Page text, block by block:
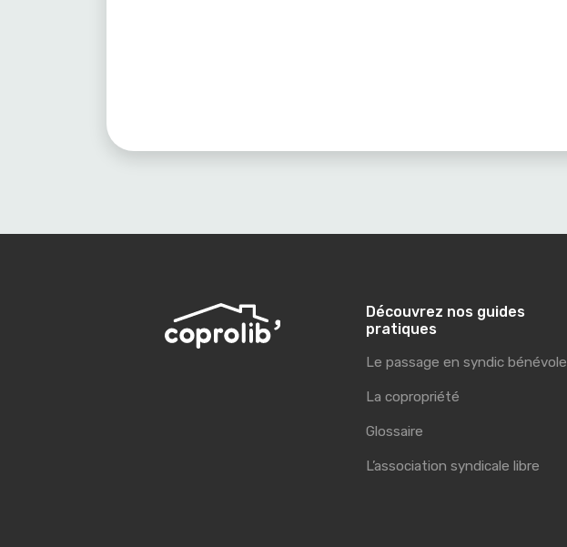
Découvrez nos guides
pratiques
Le passage en syndic bénévole
La copropriété
Glossaire
L’association syndicale libre